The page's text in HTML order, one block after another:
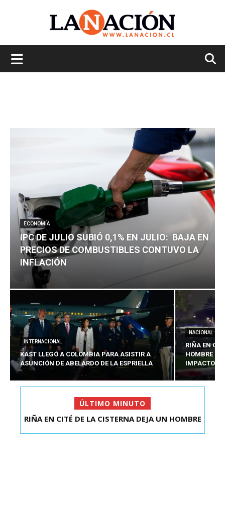
ECONOMÍA
IPC DE JULIO SUBIÓ 0,1% EN JULIO: BAJA EN
PRECIOS DE COMBUSTIBLES CONTUVO LA
INFLACIÓN
INTERNACIONAL
KAST LLEGÓ A COLOMBIA PARA ASISTIR A
ASUNCIÓN DE ABELARDO DE LA ESPRIELLA
NACIONAL
RIÑA EN
HOMBRE
IMPACTOS
ÚLTIMO MINUTO
IPC DE JULIO SUBIÓ 0,1% EN JULIO: BAJA EN
RIÑA EN CITÉ DE LA CISTERNA DEJA UN HOMBRE